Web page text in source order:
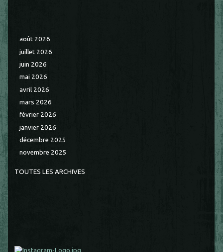
août 2026
juillet 2026
juin 2026
mai 2026
avril 2026
mars 2026
février 2026
janvier 2026
décembre 2025
novembre 2025
TOUTES LES ARCHIVES